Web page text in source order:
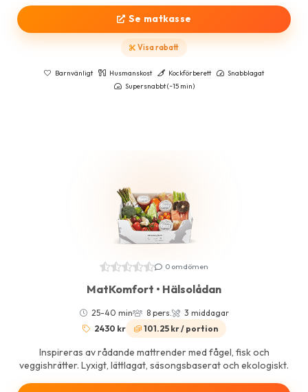
Se matkasse
Visa rabatt
Barnvänligt Husmanskost Kockförberett
Snabblagat
Supersnabbt (~15 min)
0 omdömen
MatKomfort • Hälsolådan
25-40 min 8 pers.
3 middagar
2430 kr
101.25 kr / portion
Inspireras av rådande mattrender med fågel, fisk och
veggishrätter. Lyxigt, lättlagat, säsongsbaserat och ekologiskt.